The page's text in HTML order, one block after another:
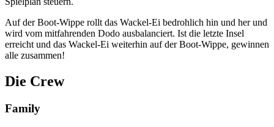
Auf der Boot-Wippe rollt das Wackel-Ei bedrohlich hin und her und
wird vom mitfahrenden Dodo ausbalanciert. Ist die letzte Insel
erreicht und das Wackel-Ei weiterhin auf der Boot-Wippe, gewinnen
alle zusammen!
Die Crew
Family